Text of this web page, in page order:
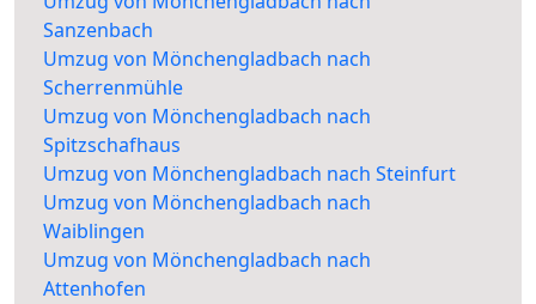
Sanzenbach
Umzug von Mönchengladbach nach
Scherrenmühle
Umzug von Mönchengladbach nach
Spitzschafhaus
Umzug von Mönchengladbach nach Steinfurt
Umzug von Mönchengladbach nach
Waiblingen
Umzug von Mönchengladbach nach
Attenhofen